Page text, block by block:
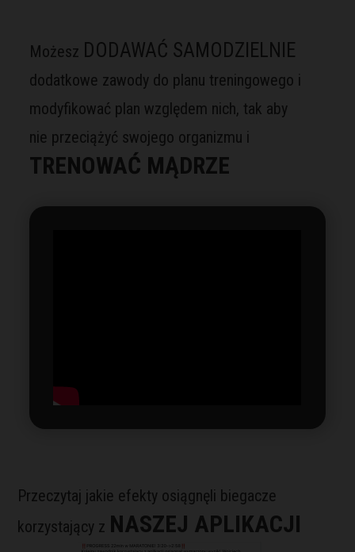
Możesz DODAWAĆ SAMODZIELNIE
dodatkowe zawody do planu treningowego i
modyfikować plan względem nich, tak aby
nie przeciążyć swojego organizmu i
TRENOWAĆ MĄDRZE
Przeczytaj jakie efekty osiągnęli biegacze
korzystający z NASZEJ APLIKACJI